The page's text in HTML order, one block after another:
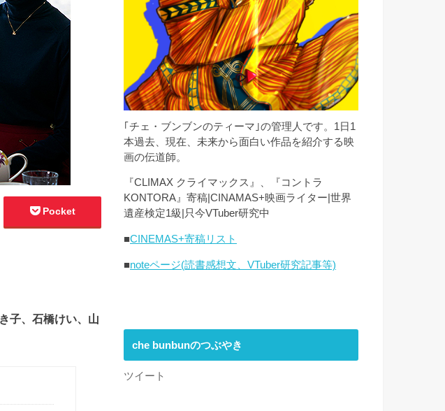
Pocket
子、石橋けい、山
｢チェ・ブンブンのティーマ｣の管理人です。1日1
本過去、現在、未来から面白い作品を紹介する映
画の伝道師。
『CLIMAX クライマックス』、『コントラ
KONTORA』寄稿|CINAMAS+映画ライター|世界
遺産検定1級|只今VTuber研究中
■CINEMAS+寄稿リスト
■noteページ(読書感想文、VTuber研究記事等)
che bunbunのつぶやき
ツイート